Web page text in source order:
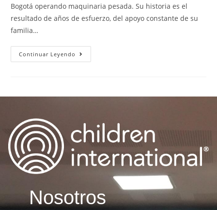
Bogotá operando maquinaria pesada. Su historia es el
resultado de años de esfuerzo, del apoyo constante de su
familia…
Continuar Leyendo
Nosotros